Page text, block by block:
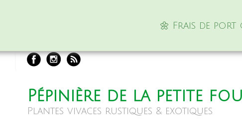
🌼 Frais de port
Pépinière de la petite
Plantes vivaces rustiques & exotiques